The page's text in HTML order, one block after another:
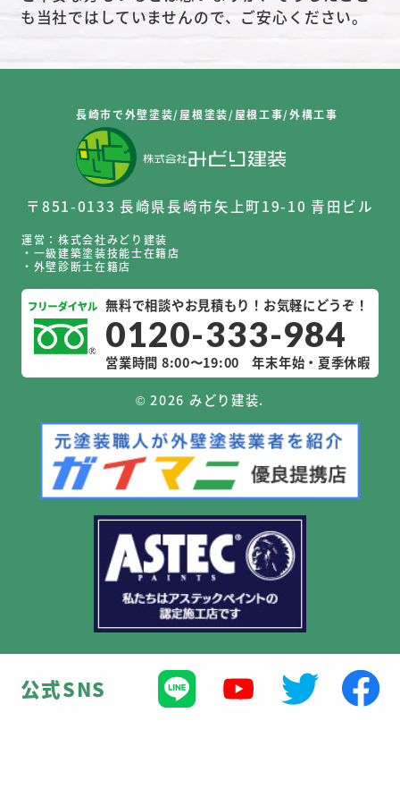
も当社ではしていませんので、ご安心ください。
長崎市で外壁塗装/屋根塗装/屋根工事/外構工事
〒851-0133 長崎県長崎市矢上町19-10 青田ビル
運営：株式会社みどり建装
・一級建築塗装技能士在籍店
・外壁診断士在籍店
無料で相談やお見積もり！お気軽にどうぞ！
0120-333-984
営業時間 8:00〜19:00 年末年始・夏季休暇
©2026 みどり建装.
公式SNS